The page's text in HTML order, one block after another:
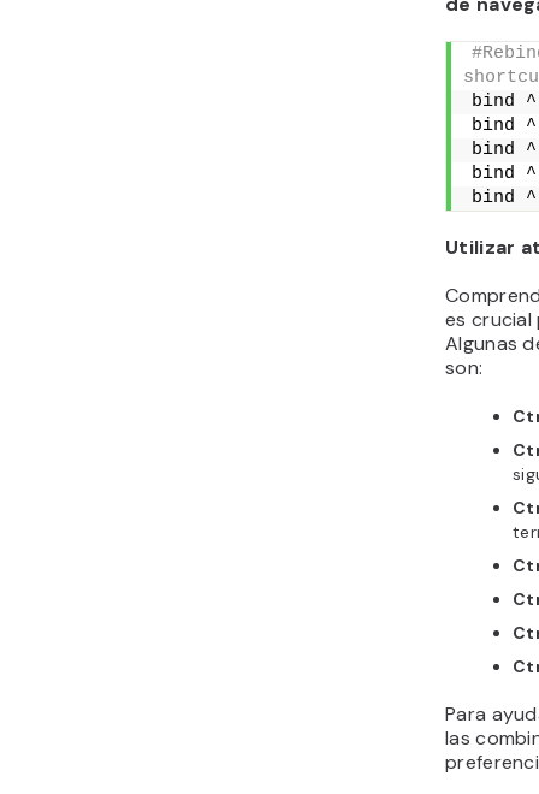
bind ^
bind ^
bind ^
bind ^
bind ^
Utilizar
es crucial
Algunas
son:
Para
las